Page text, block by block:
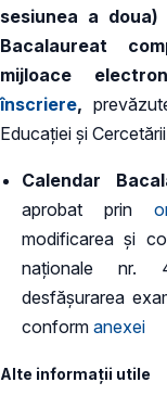
sesiunea a
Bacalaureat
mijloace
înscriere,
Educației și
Calendar
aprobat prin
modificarea și
naționale nr.
desfășurarea
conform anexei
Alte informații utile